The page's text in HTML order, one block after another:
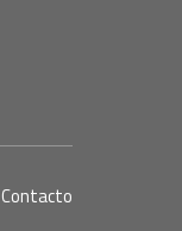
Contacto